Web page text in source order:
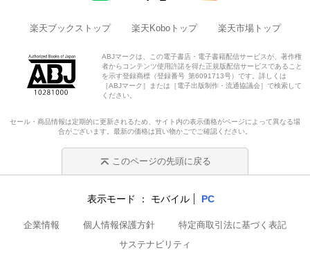
楽天ブックストップ 楽天Koboトップ 楽天市場トップ
ABJマークは、この電子書店・電子書籍配信サービスが、著作権
者からコンテンツ使用許諾を得た正規版配信サービスであること
を示す登録商標（登録番号 第6091713号）です。詳しくは
［ABJマーク］または［電子出版制作・流通協議会］で検索して
ください。
セール・商品情報は定期的に更新されるため、サイト内の表示価格がページによって異なる場
合がございます。最新の価格は買い物かごでご確認ください。
このページの先頭に戻る
表示モード モバイル PC
企業情報 個人情報保護方針
特定商取引法に基づく表記
サステナビリティ